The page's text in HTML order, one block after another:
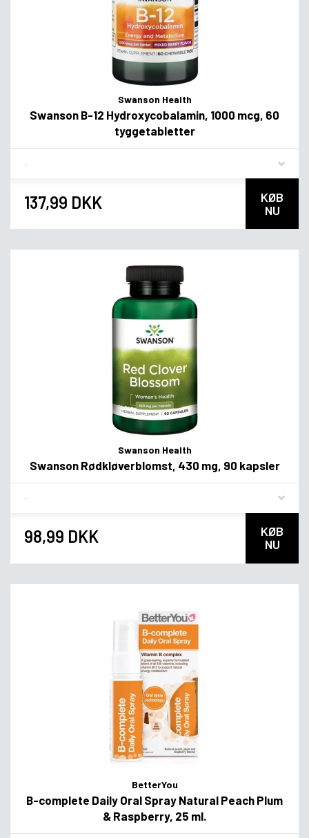
Swanson Health
Swanson B-12 Hydroxycobalamin, 1000 mcg, 60
tyggetabletter
137,99 DKK
KØB
NU
Swanson Health
Swanson Rødkløverblomst, 430 mg, 90 kapsler
98,99 DKK
KØB
NU
BetterYou
B-complete Daily Oral Spray Natural Peach Plum
& Raspberry, 25 ml.